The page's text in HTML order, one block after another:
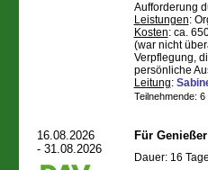
Aufforderung
Leistungen:
Kosten: ca.
(war nicht
Verpflegung,
persönliche
Leitung:
Teilnehmende:
16.08.2026
- 31.08.2026
Für
Dauer: 16